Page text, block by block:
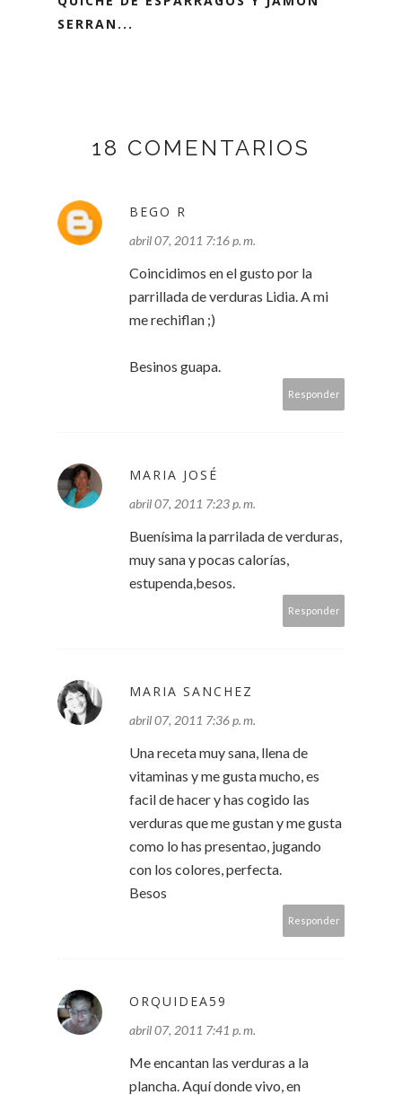
SERRAN...
18 COMENTARIOS
BEGO R
abril 07, 2011 7:16 p. m.
Coincidimos en el gusto por la
parrillada de verduras Lidia. A mi
me rechiflan ;)
Besinos guapa.
Responder
MARIA JOSÉ
abril 07, 2011 7:23 p. m.
Buenísima la parrilada de verduras,
muy sana y pocas calorías,
estupenda,besos.
Responder
MARIA SANCHEZ
abril 07, 2011 7:36 p. m.
Una receta muy sana, llena de
vitaminas y me gusta mucho, es
facil de hacer y has cogido las
verduras que me gustan y me gusta
como lo has presentao, jugando
con los colores, perfecta.
Besos
Responder
ORQUIDEA59
abril 07, 2011 7:41 p. m.
Me encantan las verduras a la
plancha. Aquí donde vivo, en